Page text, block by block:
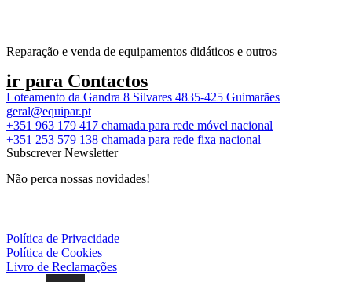
Reparação e venda de equipamentos didáticos e outros
ir para Contactos
Loteamento da Gandra 8 Silvares 4835-425 Guimarães
geral@equipar.pt
+351 963 179 417 chamada para rede móvel nacional
+351 253 579 138 chamada para rede fixa nacional
Subscrever Newsletter
Não perca nossas novidades!
Política de Privacidade
Política de Cookies
Livro de Reclamações